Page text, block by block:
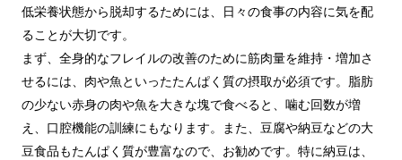
低栄養状態から脱却するためには、日々の食事の内容に気を配
ることが大切です。
まず、全身的なフレイルの改善のために筋肉量を維持・増加さ
せるには、肉や魚といったたんぱく質の摂取が必須です。脂肪
の少ない赤身の肉や魚を大きな塊で食べると、噛む回数が増
え、口腔機能の訓練にもなります。また、豆腐や納豆などの大
豆食品もたんぱく質が豊富なので、お勧めです。特に納豆は、